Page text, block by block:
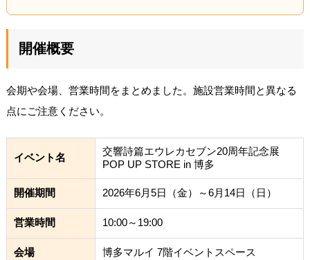
開催概要
会期や会場、営業時間をまとめました。施設営業時間と異なる
点にご注意ください。
イベント名
交響詩篇エウレカセブン20周年記念展
POP UP STORE in 博多
開催期間 2026年6月5日（金）～6月14日（日）
営業時間 10:00～19:00
会場 博多マルイ 7階イベントスペース